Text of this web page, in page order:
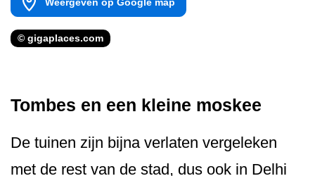
© gigaplaces.com
Tombes en een kleine moskee
De tuinen zijn bijna verlaten vergeleken
met de rest van de stad, dus ook in Delhi